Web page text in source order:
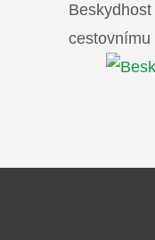
cestovnímu